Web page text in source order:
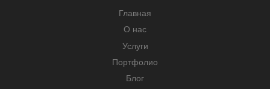
Главная
О нас
Услуги
Портфолио
Блог